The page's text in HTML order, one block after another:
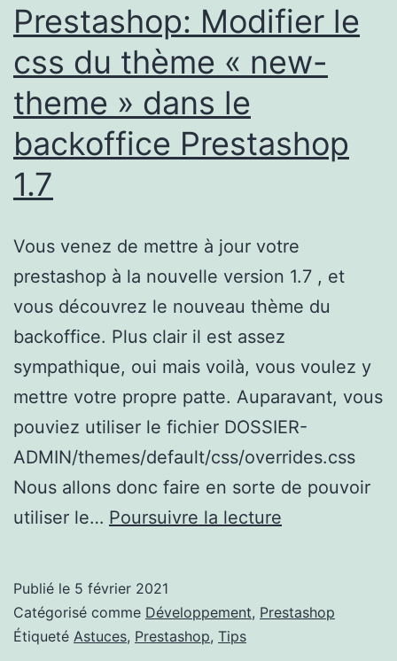
Prestashop: Modifier le
css du thème « new-
theme » dans le
backoffice Prestashop
1.7
Vous venez de mettre à jour votre
prestashop à la nouvelle version 1.7 , et
vous découvrez le nouveau thème du
backoffice. Plus clair il est assez
sympathique, oui mais voilà, vous voulez y
mettre votre propre patte. Auparavant, vous
pouviez utiliser le fichier DOSSIER-
ADMIN/themes/default/css/overrides.css
Nous allons donc faire en sorte de pouvoir
utiliser le… Poursuivre la lecture
css
Publié le 5 février 2021
Catégorisé comme Développement, Prestashop
Étiqueté Astuces, Prestashop, Tips